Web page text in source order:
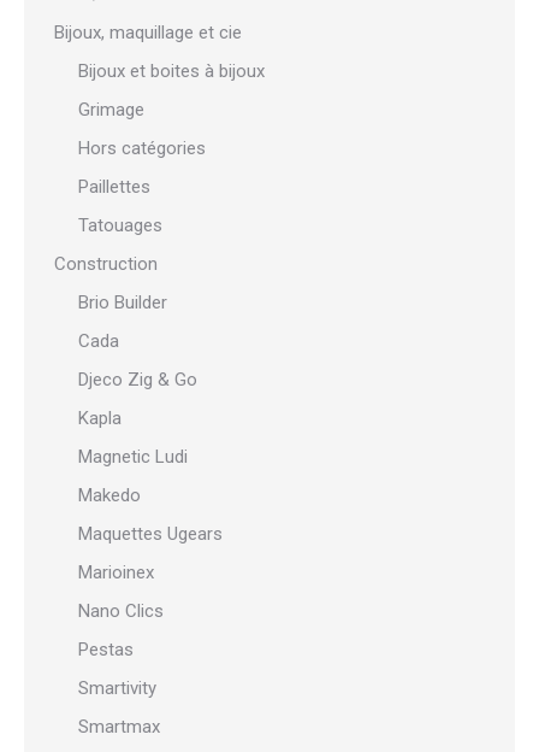
Bijoux, maquillage et cie
Bijoux et boites à bijoux
Grimage
Hors catégories
Paillettes
Tatouages
Construction
Brio Builder
Cada
Djeco Zig & Go
Kapla
Magnetic Ludi
Makedo
Maquettes Ugears
Marioinex
Nano Clics
Pestas
Smartivity
Smartmax